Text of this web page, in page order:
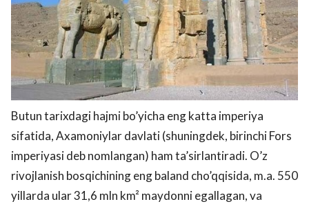
Butun tarixdagi hajmi bo’yicha eng katta imperiya
sifatida, Axamoniylar davlati (shuningdek, birinchi Fors
imperiyasi deb nomlangan) ham ta’sirlantiradi. O’z
rivojlanish bosqichining eng baland cho’qqisida, m.a. 550
yillarda ular 31,6 mln km² maydonni egallagan, va